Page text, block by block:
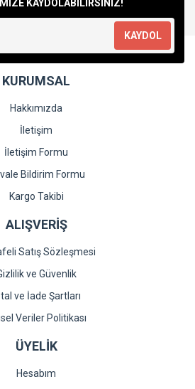
KAYDOLABİLİRSİNİZ!
KAYDOL
KURUMSAL
Hakkımızda
İletişim
İletişim Formu
Bildirim Formu
Kargo Takibi
ALIŞVERİŞ
Satış Sözleşmesi
ve Güvenlik
ve İade Şartları
Veriler Politikası
ÜYELİK
Hesabım